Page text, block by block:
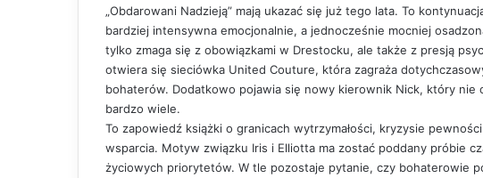
„Obdarowani Nadzieją” mają ukazać się już tego lata. To
bardziej intensywna emocjonalnie, a jednocześnie mocniej
tylko zmaga się z obowiązkami w Drestocku, ale także z presją
otwiera się sieciówka United Couture, która zagraża
bohaterów. Dodatkowo pojawia się nowy kierownik Nick, który nie
bardzo wiele.
To zapowiedź książki o granicach wytrzymałości, kryzysie
wsparcia. Motyw związku Iris i Elliotta ma zostać poddany próbie
życiowych priorytetów. W tle pozostaje pytanie, czy bohaterowie